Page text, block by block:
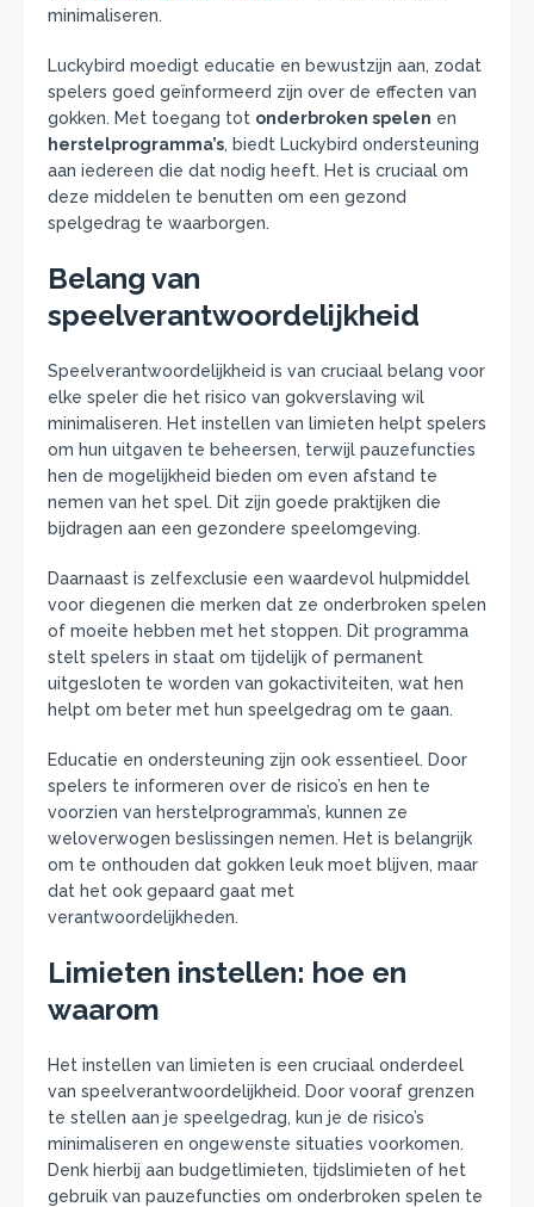
minimaliseren.
Luckybird moedigt educatie en bewustzijn aan, zodat
spelers goed geïnformeerd zijn over de effecten van
gokken. Met toegang tot onderbroken spelen en
herstelprogramma’s, biedt Luckybird ondersteuning
aan iedereen die dat nodig heeft. Het is cruciaal om
deze middelen te benutten om een gezond
spelgedrag te waarborgen.
Belang van
speelverantwoordelijkheid
Speelverantwoordelijkheid is van cruciaal belang voor
elke speler die het risico van gokverslaving wil
minimaliseren. Het instellen van limieten helpt spelers
om hun uitgaven te beheersen, terwijl pauzefuncties
hen de mogelijkheid bieden om even afstand te
nemen van het spel. Dit zijn goede praktijken die
bijdragen aan een gezondere speelomgeving.
Daarnaast is zelfexclusie een waardevol hulpmiddel
voor diegenen die merken dat ze onderbroken spelen
of moeite hebben met het stoppen. Dit programma
stelt spelers in staat om tijdelijk of permanent
uitgesloten te worden van gokactiviteiten, wat hen
helpt om beter met hun speelgedrag om te gaan.
Educatie en ondersteuning zijn ook essentieel. Door
spelers te informeren over de risico’s en hen te
voorzien van herstelprogramma’s, kunnen ze
weloverwogen beslissingen nemen. Het is belangrijk
om te onthouden dat gokken leuk moet blijven, maar
dat het ook gepaard gaat met
verantwoordelijkheden.
Limieten instellen: hoe en
waarom
Het instellen van limieten is een cruciaal onderdeel
van speelverantwoordelijkheid. Door vooraf grenzen
te stellen aan je speelgedrag, kun je de risico’s
minimaliseren en ongewenste situaties voorkomen.
Denk hierbij aan budgetlimieten, tijdslimieten of het
gebruik van pauzefuncties om onderbroken spelen te